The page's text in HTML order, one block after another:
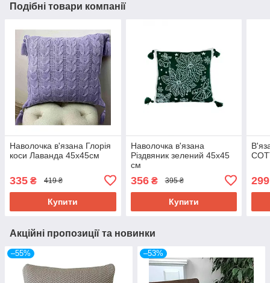
Подібні товари компанії
Наволочка в'язана Глорія
коси Лаванда 45х45см
335 ₴ 419 ₴
Купити
Наволочка в'язана
Різдвяник зелений 45х45
см
356₴ 395 ₴
Купити
299
Акційні пропозиції та новинки
–55% –53%